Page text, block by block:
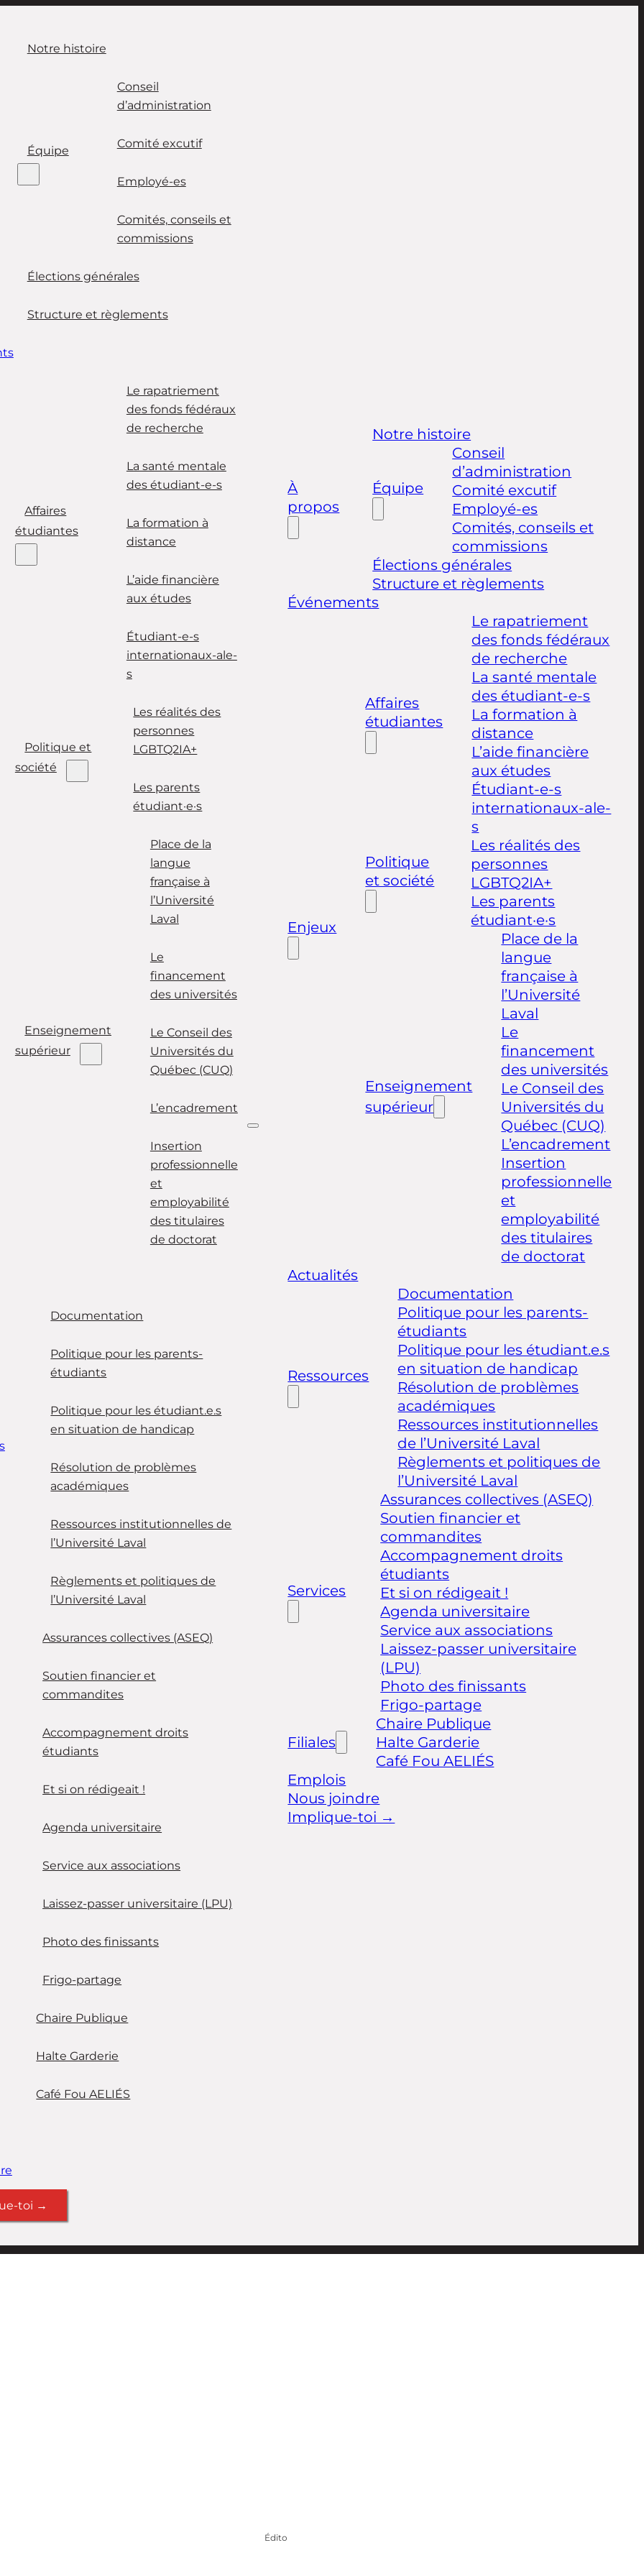
Notre histoire
Équipe
Conseil
d’administration
Comité excutif
Employé-es
Comités, conseils et
commissions
Élections générales
Structure et règlements
Affaires
étudiantes
Le rapatriement
des fonds fédéraux
de recherche
La santé mentale
des étudiant-e-s
La formation à
distance
L’aide financière
aux études
Étudiant-e-s
internationaux-ale-
s
Politique et
société
Les réalités des
personnes
LGBTQ2IA+
Les parents
étudiant·e·s
Enseignement
supérieur
Place de la
langue
française à
l’Université
Laval
Le
financement
des universités
Le Conseil des
Universités du
Québec (CUQ)
L’encadrement
Insertion
professionnelle
et
employabilité
des titulaires
de doctorat
Documentation
Politique pour les parents-
étudiants
Politique pour les étudiant.e.s
en situation de handicap
Résolution de problèmes
académiques
Ressources institutionnelles de
l’Université Laval
Règlements et politiques de
l’Université Laval
Assurances collectives (ASEQ)
Soutien financier et
commandites
Accompagnement droits
étudiants
Et si on rédigeait !
Agenda universitaire
Service aux associations
Laissez-passer universitaire (LPU)
Photo des finissants
Frigo-partage
Chaire Publique
Halte Garderie
Café Fou AELIÉS
toi →
À
propos
Notre histoire
Équipe
Conseil
d’administration
Comité excutif
Employé-es
Comités, conseils et
commissions
Élections générales
Structure et règlements
Événements
Enjeux
Affaires
étudiantes
Le rapatriement
des fonds fédéraux
de recherche
La santé mentale
des étudiant-e-s
La formation à
distance
L’aide financière
aux études
Étudiant-e-s
internationaux-ale-
s
Politique
et société
Les réalités des
personnes
LGBTQ2IA+
Les parents
étudiant·e·s
Enseignement
supérieur
Place de la
langue
française à
l’Université
Laval
Le
financement
des universités
Le Conseil des
Universités du
Québec (CUQ)
L’encadrement
Insertion
professionnelle
et
employabilité
des titulaires
de doctorat
Actualités
Ressources
Documentation
Politique pour les parents-
étudiants
Politique pour les étudiant.e.s
en situation de handicap
Résolution de problèmes
académiques
Ressources institutionnelles
de l’Université Laval
Règlements et politiques de
l’Université Laval
Services
Assurances collectives (ASEQ)
Soutien financier et
commandites
Accompagnement droits
étudiants
Et si on rédigeait !
Agenda universitaire
Service aux associations
Laissez-passer universitaire
(LPU)
Photo des finissants
Frigo-partage
Filiales
Chaire Publique
Halte Garderie
Café Fou AELIÉS
Emplois
Nous joindre
Implique-toi →
Édito